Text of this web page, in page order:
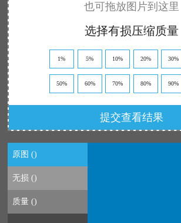
也可拖放图片到这里
选择有损压缩质量
1% 5% 10% 20% 30%
50% 60% 70% 80% 90%
提交查看结果
原图 ()
无损 ()
质量 ()